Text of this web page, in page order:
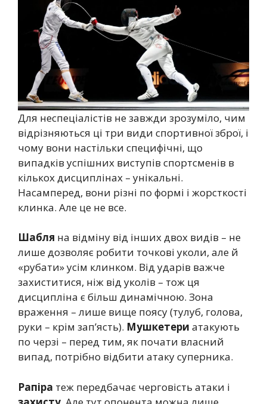
Для неспеціалістів не завжди зрозуміло, чим
відрізняються ці три види спортивної зброї, і
чому вони настільки специфічні, що
випадків успішних виступів спортсменів в
кількох дисциплінах – унікальні.
Насамперед, вони різні по формі і жорсткості
клинка. Але це не все.
Шабля на відміну від інших двох видів – не
лише дозволяє робити точкові уколи, але й
«рубати» усім клинком. Від ударів важче
захиститися, ніж від уколів – тож ця
дисципліна є більш динамічною. Зона
враження – лише вище поясу (тулуб, голова,
руки – крім зап’ясть). Мушкетери атакують
по черзі – перед тим, як почати власний
випад, потрібно відбити атаку суперника.
Рапіра теж передбачає черговість атаки і